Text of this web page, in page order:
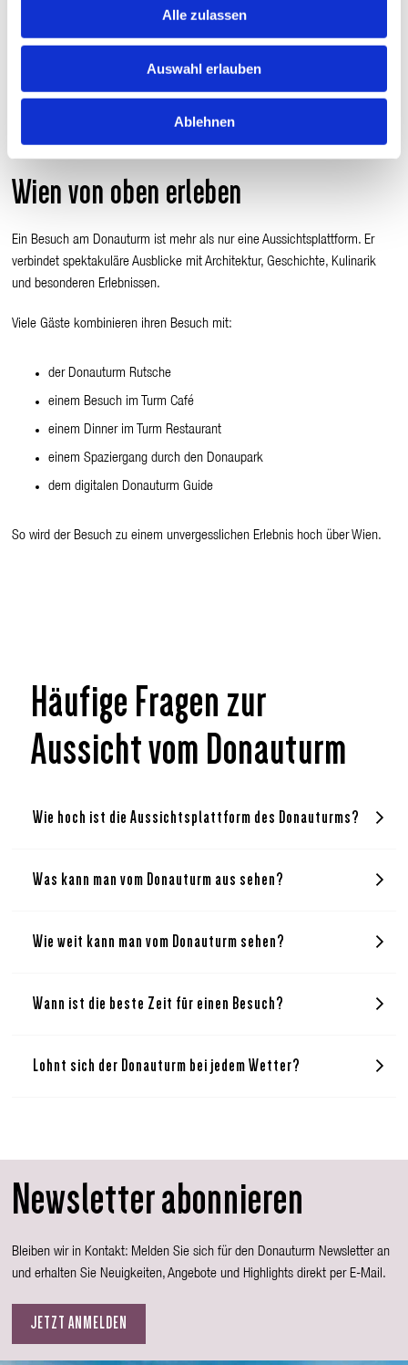
Alle zulassen
Auswahl erlauben
Ablehnen
Winter
An klaren Wintertagen bietet sich eine besonders gute Fernsicht. Schnee
auf den Dächern und in den umliegenden Hügeln verleiht der Stadt eine
einzigartige Atmosphäre.
Wien von oben erleben
Ein Besuch am Donauturm ist mehr als nur eine Aussichtsplattform. Er
verbindet spektakuläre Ausblicke mit Architektur, Geschichte, Kulinarik
und besonderen Erlebnissen.
Viele Gäste kombinieren ihren Besuch mit:
der Donauturm Rutsche
einem Besuch im Turm Café
einem Dinner im Turm Restaurant
einem Spaziergang durch den Donaupark
dem digitalen Donauturm Guide
So wird der Besuch zu einem unvergesslichen Erlebnis hoch über Wien.
Häufige Fragen zur
Aussicht vom Donauturm
Wie hoch ist die Aussichtsplattform des Donauturms?
Was kann man vom Donauturm aus sehen?
Wie weit kann man vom Donauturm sehen?
Wann ist die beste Zeit für einen Besuch?
Lohnt sich der Donauturm bei jedem Wetter?
Newsletter abonnieren
Bleiben wir in Kontakt: Melden Sie sich für den Donauturm Newsletter an
und erhalten Sie Neuigkeiten, Angebote und Highlights direkt per E-Mail.
JETZT ANMELDEN